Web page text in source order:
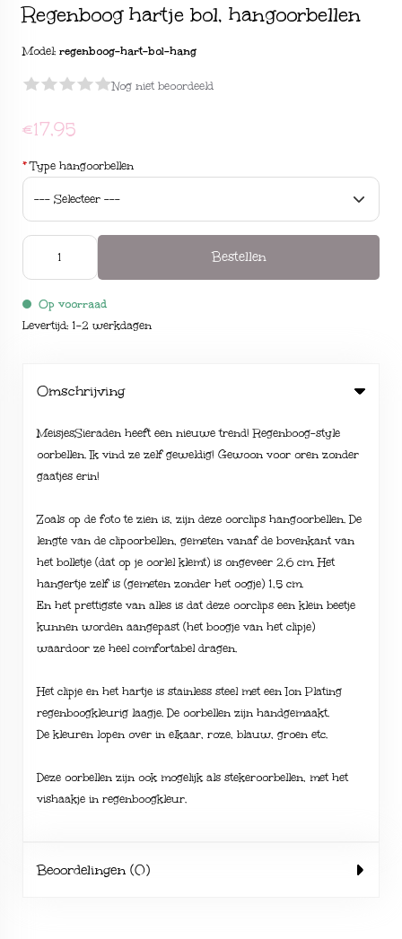
Regenboog hartje bol, hangoorbellen
Model: regenboog-hart-bol-hang
Nog niet beoordeeld
€17,95
*Type hangoorbellen
Bestellen
Op voorraad
Levertijd: 1-2 werkdagen
Omschrijving
MeisjesSieraden heeft een nieuwe trend! Regenboog-style
oorbellen. Ik vind ze zelf geweldig! Gewoon voor oren zonder
gaatjes erin!
Zoals op de foto te zien is, zijn deze oorclips hangoorbellen. De
lengte van de clipoorbellen, gemeten vanaf de bovenkant van
het bolletje (dat op je oorlel klemt) is ongeveer 2,6 cm. Het
hangertje zelf is (gemeten zonder het oogje) 1,5 cm.
En het prettigste van alles is dat deze oorclips een klein beetje
kunnen worden aangepast (het boogje van het clipje)
waardoor ze heel comfortabel dragen.
Het clipje en het hartje is stainless steel met een Ion Plating
regenboogkleurig laagje. De oorbellen zijn handgemaakt.
De kleuren lopen over in elkaar, roze, blauw, groen etc.
Deze oorbellen zijn ook mogelijk als stekeroorbellen, met het
vishaakje in regenboogkleur.
Beoordelingen (0)